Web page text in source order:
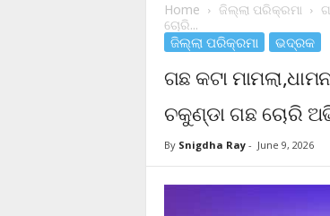
Home ଜିଲ୍ଲା ପରିକ୍ରମା
ଚୋରି...
ଜିଲ୍ଲା ପରିକ୍ରମା ଭଦ୍ରକ
ଗଛ କଟା
ଚକୁଣ୍ଡା ଗଛ ଚୋରି
By Snigdha Ray- June 9, 2026